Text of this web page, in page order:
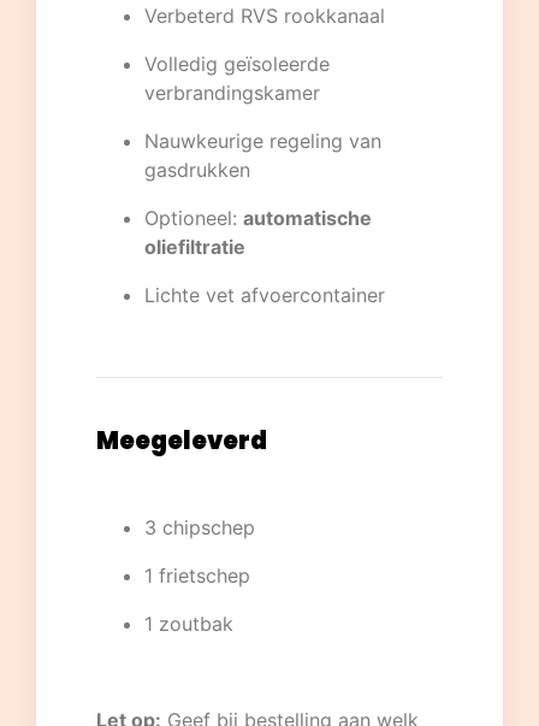
Verbeterd RVS rookkanaal
Volledig geïsoleerde
verbrandingskamer
Nauwkeurige regeling van
gasdrukken
Optioneel: automatische
oliefiltratie
Lichte vet afvoercontainer
Meegeleverd
3 chipschep
1 frietschep
1 zoutbak
Let op: Geef bij bestelling aan welk